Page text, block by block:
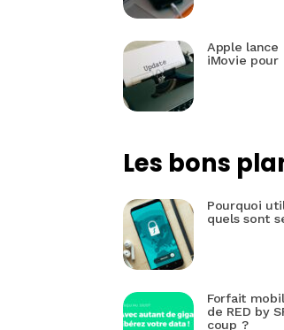
Apple lance
iMovie pour
Les bons
Pourquoi
quels sont
Forfait
de RED by
coup ?